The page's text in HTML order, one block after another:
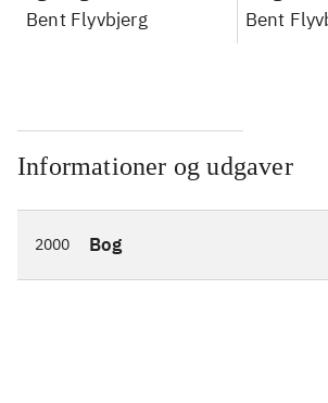
konkretes videnskab
Bent Flyvbjerg Bent
Informationer og udgaver
2000 Bog